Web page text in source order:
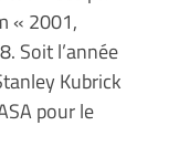
« 2001,
Soit l’année
Kubrick
pour le